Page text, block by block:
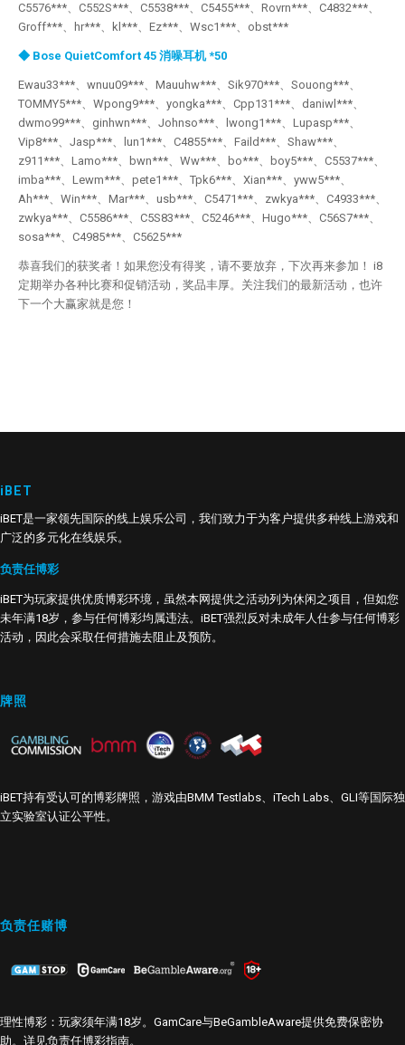
C5576***、C552S***、C5538***、C5455***、Rovrn***、C4832***、
Groff***、hr***、kl***、Ez***、Wsc1***、obst***
◆ Bose QuietComfort 45 消噪耳机 *50
Ewau33***、wnuu09***、Mauuhw***、Sik970***、Souong***、
TOMMY5***、Wpong9***、yongka***、Cpp131***、daniwl***、
dwmo99***、ginhwn***、Johnso***、lwong1***、Lupasp***、
Vip8***、Jasp***、lun1***、C4855***、Faild***、Shaw***、
z911***、Lamo***、bwn***、Ww***、bo***、boy5***、C5537***、
imba***、Lewm***、pete1***、Tpk6***、Xian***、yww5***、
Ah***、Win***、Mar***、usb***、C5471***、zwkya***、C4933***、
zwkya***、C5586***、C5S83***、C5246***、Hugo***、C56S7***、
sosa***、C4985***、C5625***
恭喜我们的获奖者！如果您没有得奖，请不要放弃，下次再来参加！ i8
定期举办各种比赛和促销活动，奖品丰厚。关注我们的最新活动，也许
下一个大赢家就是您！
iBET
iBET是一家领先国际的线上娱乐公司，我们致力于为客户提供多种线上游戏和
广泛的多元化在线娱乐。
负责任博彩
iBET为玩家提供优质博彩环境，虽然本网提供之活动列为休闲之项目，但如您
未年满18岁，参与任何博彩均属违法。iBET强烈反对未成年人仕参与任何博彩
活动，因此会采取任何措施去阻止及预防。
牌照
iBET持有受认可的博彩牌照，游戏由BMM Testlabs、iTech Labs、GLI等国际独
立实验室认证公平性。
负责任赌博
理性博彩：玩家须年满18岁。GamCare与BeGambleAware提供免费保密协
助。详见负责任博彩指南。